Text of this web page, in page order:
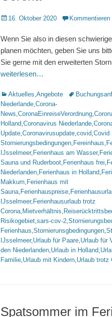
Veröffentlicht
16. Oktober 2020 Kommentieren
Wenn Sie also in diesen
planen möchten, geben Sie uns
Sie gerne mit den erweiterten
weiterlesen…
Kategorien
Aktuelles,Angebote Schlagworte
Niederlande,Corona-
News,CoronaEinreiseVerordnung,
Holland,Coronavirus Niederlande,
Update,Coronavirusupdate,covid,Covid
Stornierungsbedingungen, Fereinhaus,
IJsselmeer, Ferienhaus am Wasser,
Sauna und Ruderboot, Ferienhaus frei,
Niederlanden, Ferienhaus in Holland,
Makkum, Ferienhaus mit
Sauna, Ferienhauspreise,
IJsselmeer, Ferienhausurlaub trotz
Corona, Mietverhältnis,
Risikogebiet,sars-cov-2,
Ferienhaus,Stornierunsgbedingungen,
IJsselmeer,Urlaub für Paare,Urlaub für
den Niederlanden,Urlaub in Holland,
Familie,Urlaub mit Kindern,Urlaub trotz
Spatsommer im